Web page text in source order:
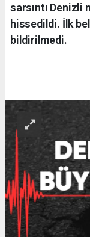
sarsıntı Denizli
hissedildi. İlk
bildirilmedi.